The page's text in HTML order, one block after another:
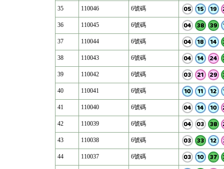
35 110046 6號碼
36 110045 6號碼
37 110044 6號碼
38 110043 6號碼
39 110042 6號碼
40 110041 6號碼
41 110040 6號碼
42 110039 6號碼
43 110038 6號碼
44 110037 6號碼